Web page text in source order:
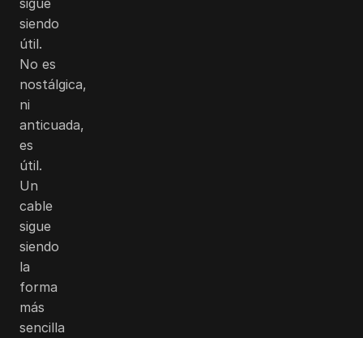
siendo
útil.
No es
nostálgica,
ni
anticuada,
es
útil.
Un
cable
sigue
siendo
la
forma
más
sencilla